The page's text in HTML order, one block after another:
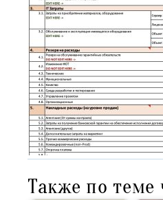
Также по теме